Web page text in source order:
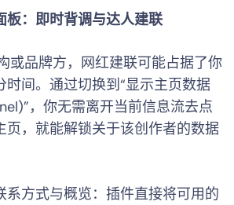
板：即时背调与达人建联
或品牌方，网红建联可能占据了你
时间。通过切换到“显示主页数据
，你无需离开当前信息流去点
页，就能解锁关于该创作者的数据
系方式与概览：插件直接将可用的